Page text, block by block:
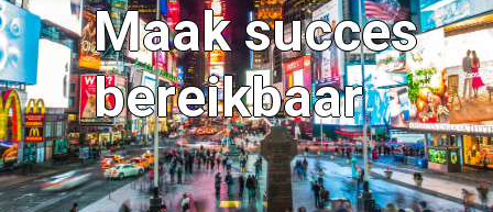
Maak succes
bereikbaar